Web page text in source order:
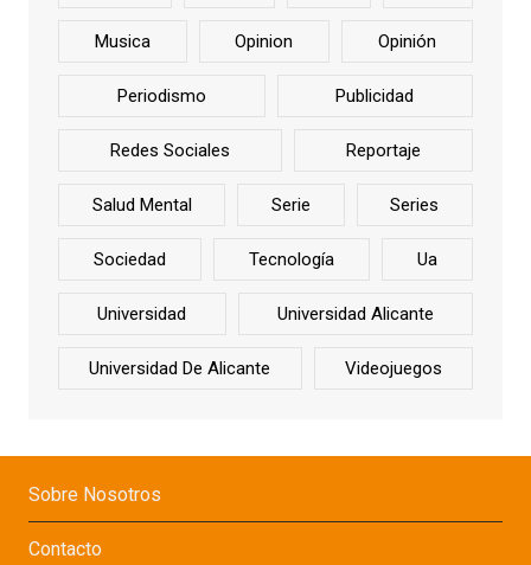
Musica Opinion Opinión
Periodismo Publicidad
Redes Sociales Reportaje
Salud Mental Serie Series
Sociedad Tecnología Ua
Universidad Universidad Alicante
Universidad De Alicante Videojuegos
Sobre Nosotros
Contacto